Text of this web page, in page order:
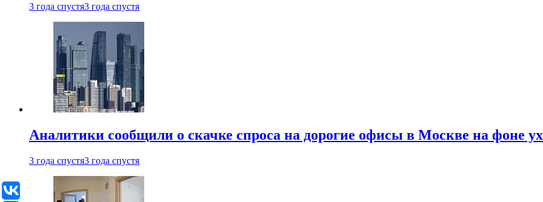
3 года спустя3 года спустя
Аналитики сообщили о скачке спроса на дорогие офисы в Москве на фоне
3 года спустя3 года спустя